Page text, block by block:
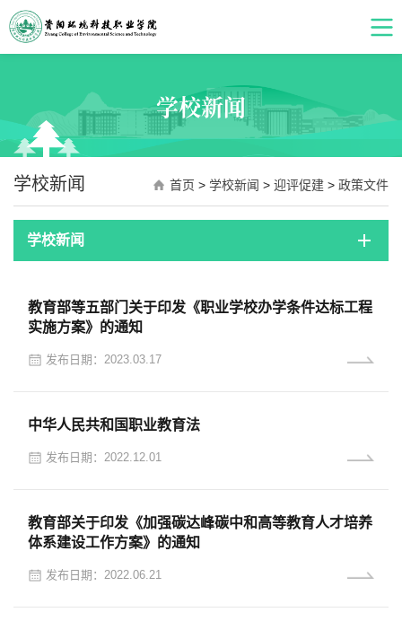
学校新闻
学校新闻 首页 > 学校新闻 > 迎评促建 > 政策文件
学校新闻
教育部等五部门关于印发《职业学校办学条件达标工程
实施方案》的通知
发布日期：2023.03.17
中华人民共和国职业教育法
发布日期：2022.12.01
教育部关于印发《加强碳达峰碳中和高等教育人才培养
体系建设工作方案》的通知
发布日期：2022.06.21